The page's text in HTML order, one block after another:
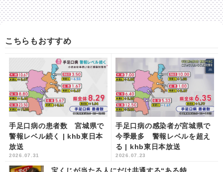
こちらもおすすめ
手足口病の患者数 宮城県で
警報レベル続く | khb東日本
放送
2026.07.31
手足口病の感染者が宮城県で
今季最多 警報レベルを超え
る | khb東日本放送
2026.07.23